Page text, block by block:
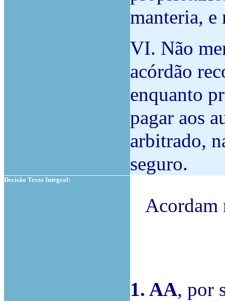
manteria,
VI. Não
acórdão
enquanto
pagar aos
arbitrado,
seguro.
Decisão Texto Integral:
Acordam
1. AA, por